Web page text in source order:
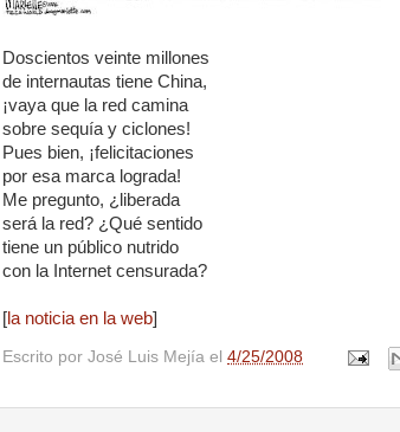
Doscientos veinte millones
de internautas tiene China,
¡vaya que la red camina
sobre sequía y ciclones!
Pues bien, ¡felicitaciones
por esa marca lograda!
Me pregunto, ¿liberada
será la red? ¿Qué sentido
tiene un público nutrido
con la Internet censurada?
[la noticia en la web]
Escrito por José Luis Mejía el 4/25/2008